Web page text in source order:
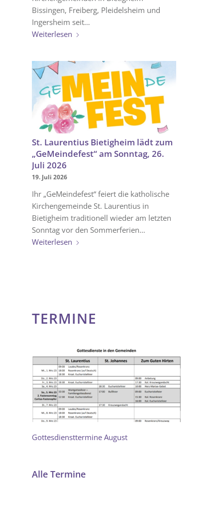
Kirchengemeinden in Bietigheim-
Bissingen, Freiberg, Pleidelsheim und
Ingersheim seit…
St. Laurentius Bietigheim lädt zum
„GeMeindefest“ am Sonntag, 26.
Juli 2026
Ihr „GeMeindefest“ feiert die katholische
Kirchengemeinde St. Laurentius in
Bietigheim traditionell wieder am letzten
Sonntag vor den Sommerferien…
TERMINE
Gottesdiensttermine August